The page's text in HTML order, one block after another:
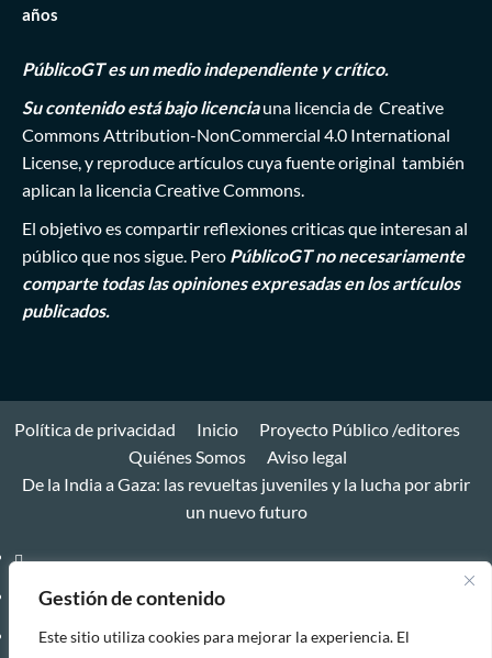
Gestión de contenido
Este sitio utiliza cookies para mejorar la experiencia. El
años
PúblicoGT es un medio independiente y crítico.
Su contenido está bajo licenciauna licencia de Creative
Commons Attribution-NonCommercial 4.0 International
License, y reproduce artículos cuya fuente original también
aplican la licencia Creative Commons.
El objetivo es compartir reflexiones criticas que interesan al
público que nos sigue. Pero PúblicoGT no necesariamente
comparte todas las opiniones expresadas en los artículos
publicados.
Política de privacidad Inicio
Proyecto Público /editores
Quiénes Somos
Aviso legal
De la India a Gaza: las revueltas juveniles y la lucha por abrir
un nuevo futuro
Política
privacidad
Inicio
Proyecto